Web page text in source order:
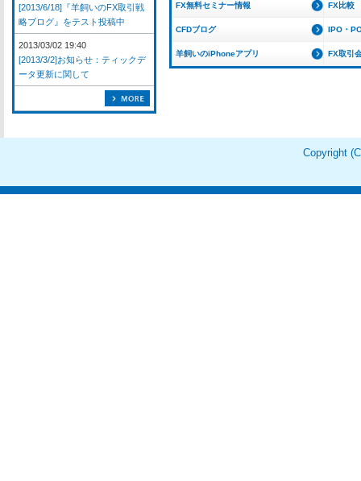
FX無料セミナー情報 FX比較
CFDブログ IPO・
羊飼いのiPhoneアプリ FX取引
[2013/6/18]『羊飼いのFX取引戦
略ブログ』をテスト投稿中
2013/03/02 19:40
[2013/3/2]お知らせ：ティックデ
ータ更新に関して
Copyright